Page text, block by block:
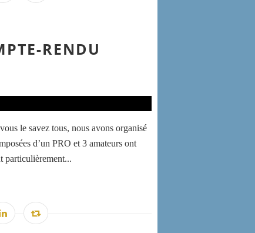
RENDU
le savez tous, nous avons organisé
d’un PRO et 3 amateurs ont
particulièrement...